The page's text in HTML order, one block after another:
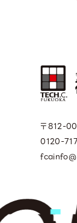
〒812-
0120-